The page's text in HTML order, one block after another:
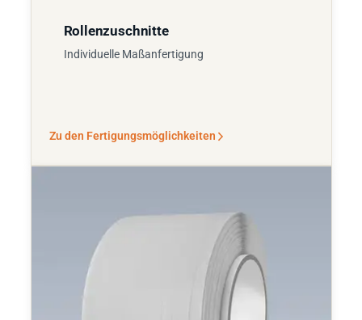
Rollenzuschnitte
Individuelle Maßanfertigung
Zu den Fertigungsmöglichkeiten